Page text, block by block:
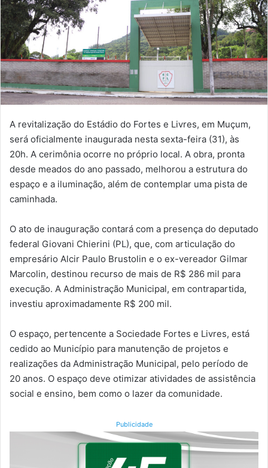
A revitalização do Estádio do Fortes e Livres, em Muçum,
será oficialmente inaugurada nesta sexta-feira (31), às
20h. A cerimônia ocorre no próprio local. A obra, pronta
desde meados do ano passado, melhorou a estrutura do
espaço e a iluminação, além de contemplar uma pista de
caminhada.
O ato de inauguração contará com a presença do deputado
federal Giovani Chierini (PL), que, com articulação do
empresário Alcir Paulo Brustolin e o ex-vereador Gilmar
Marcolin, destinou recurso de mais de R$ 286 mil para
execução. A Administração Municipal, em contrapartida,
investiu aproximadamente R$ 200 mil.
O espaço, pertencente a Sociedade Fortes e Livres, está
cedido ao Município para manutenção de projetos e
realizações da Administração Municipal, pelo período de
20 anos. O espaço deve otimizar atividades de assistência
social e ensino, bem como o lazer da comunidade.
Publicidade